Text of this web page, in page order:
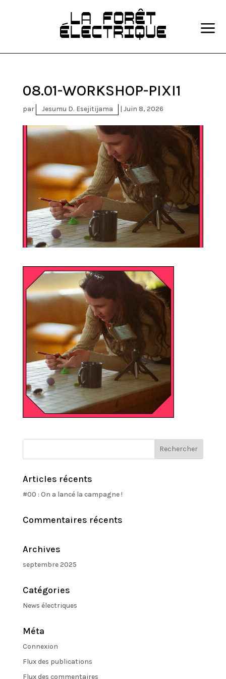
08.01-WORKSHOP-PIXI1
par Jesumu D. Esejitijama |Juin 8, 2026
Articles récents
#00 : On a lancé la campagne !
Commentaires récents
Archives
septembre 2025
Catégories
News électriques
Méta
Connexion
Flux des publications
Flux des commentaires
a